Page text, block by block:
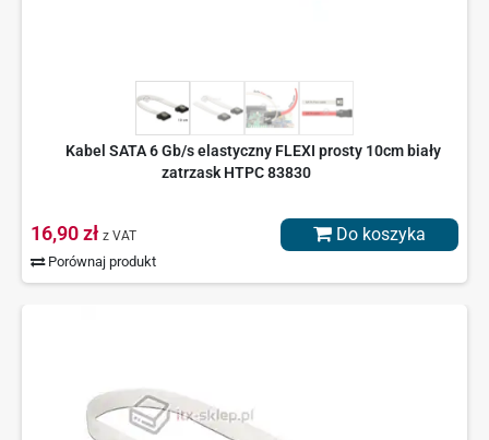
Kabel SATA 6 Gb/s elastyczny FLEXI prosty 10cm biały
zatrzask HTPC 83830
16,90 zł z VAT
Porównaj produkt
Do koszyka